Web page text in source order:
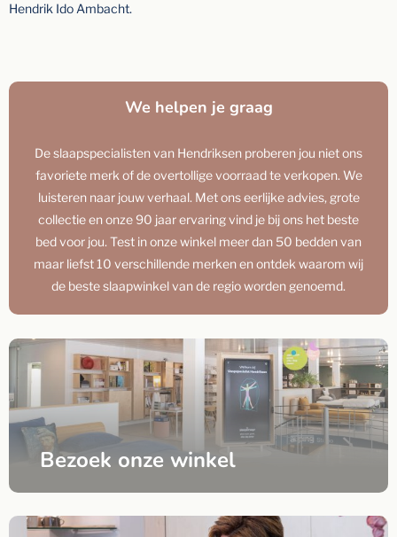
Hendrik Ido Ambacht.
We helpen je graag
De slaapspecialisten van Hendriksen proberen jou niet ons
favoriete merk of de overtollige voorraad te verkopen. We
luisteren naar jouw verhaal. Met ons eerlijke advies, grote
collectie en onze 90 jaar ervaring vind je bij ons het beste
bed voor jou. Test in onze winkel meer dan 50 bedden van
maar liefst 10 verschillende merken en ontdek waarom wij
de beste slaapwinkel van de regio worden genoemd.
Bezoek onze winkel